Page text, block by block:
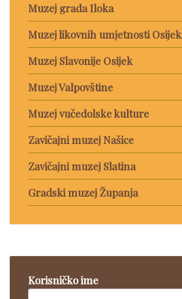
Muzej grada Iloka
Muzej likovnih umjetnosti Osijek
Muzej Slavonije Osijek
Muzej Valpovštine
Muzej vučedolske kulture
Zavičajni muzej Našice
Zavičajni muzej Slatina
Gradski muzej Županja
Korisničko ime